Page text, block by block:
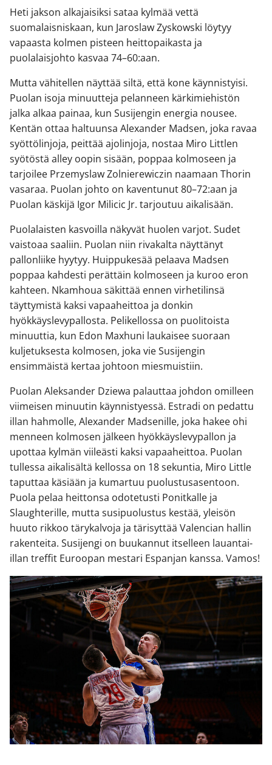
Heti jakson alkajaisiksi sataa kylmää vettä
suomalaisniskaan, kun Jaroslaw Zyskowski löytyy
vapaasta kolmen pisteen heittopaikasta ja
puolalaisjohto kasvaa 74–60:aan.
Mutta vähitellen näyttää siltä, että kone käynnistyisi.
Puolan isoja minuutteja pelanneen kärkimiehistön
jalka alkaa painaa, kun Susijengin energia nousee.
Kentän ottaa haltuunsa Alexander Madsen, joka ravaa
syöttölinjoja, peittää ajolinjoja, nostaa Miro Littlen
syötöstä alley oopin sisään, poppaa kolmoseen ja
tarjoilee Przemyslaw Zolnierewiczin naamaan Thorin
vasaraa. Puolan johto on kaventunut 80–72:aan ja
Puolan käskijä Igor Milicic Jr. tarjoutuu aikalisään.
Puolalaisten kasvoilla näkyvät huolen varjot. Sudet
vaistoaa saaliin. Puolan niin rivakalta näyttänyt
pallonliike hyytyy. Huippukesää pelaava Madsen
poppaa kahdesti perättäin kolmoseen ja kuroo eron
kahteen. Nkamhoua säkittää ennen virhetilinsä
täyttymistä kaksi vapaaheittoa ja donkin
hyökkäyslevypallosta. Pelikellossa on puolitoista
minuuttia, kun Edon Maxhuni laukaisee suoraan
kuljetuksesta kolmosen, joka vie Susijengin
ensimmäistä kertaa johtoon miesmuistiin.
Puolan Aleksander Dziewa palauttaa johdon omilleen
viimeisen minuutin käynnistyessä. Estradi on pedattu
illan hahmolle, Alexander Madsenille, joka hakee ohi
menneen kolmosen jälkeen hyökkäyslevypallon ja
upottaa kylmän viileästi kaksi vapaaheittoa. Puolan
tullessa aikalisältä kellossa on 18 sekuntia, Miro Little
taputtaa käsiään ja kumartuu puolustusasentoon.
Puola pelaa heittonsa odotetusti Ponitkalle ja
Slaughterille, mutta susipuolustus kestää, yleisön
huuto rikkoo tärykalvoja ja tärisyttää Valencian hallin
rakenteita. Susijengi on buukannut itselleen lauantai-
illan treffit Euroopan mestari Espanjan kanssa. Vamos!